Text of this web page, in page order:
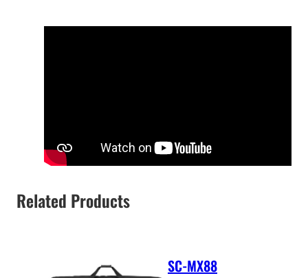
Related Products
SC-MX88